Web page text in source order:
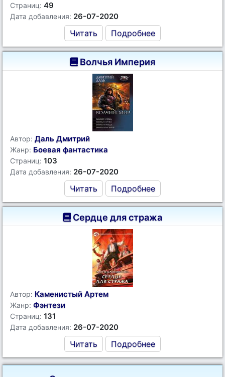
Страниц: 49
Дата добавления: 26-07-2020
Читать Подробнее
Волчья Империя
Автор: Даль Дмитрий
Жанр: Боевая фантастика
Страниц: 103
Дата добавления: 26-07-2020
Читать Подробнее
Сердце для стража
Автор: Каменистый Артем
Жанр: Фэнтези
Страниц: 131
Дата добавления: 26-07-2020
Читать Подробнее